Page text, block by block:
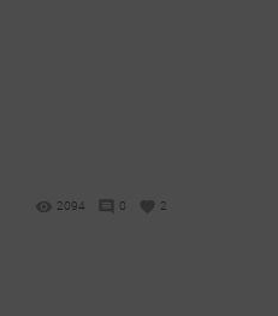
2094 0 2